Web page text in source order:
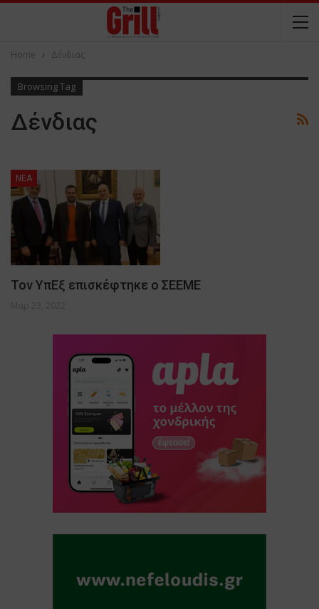
Home Δένδιας
Browsing Tag
Δένδιας
NEA
Τον ΥπΕξ επισκέφτηκε ο ΣΕΕΜΕ
Μαρ 23, 2022